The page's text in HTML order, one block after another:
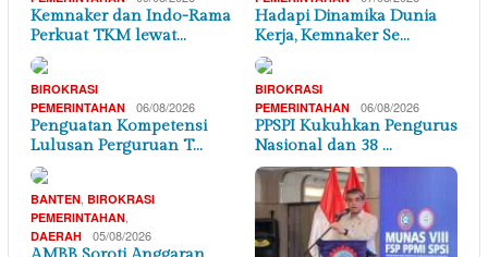
Kemnaker dan Indo-Rama
Perkuat TKM lewat…
Hadapi Dinamika Dunia
Kerja, Kemnaker Se…
BIROKRASI
PEMERINTAHAN
06/08/2026
Penguatan Kompetensi
Lulusan Perguruan T…
BIROKRASI
PEMERINTAHAN
06/08/2026
PPSPI Kukuhkan Pengurus
Nasional dan 38 …
BANTEN, BIROKRASI
PEMERINTAHAN,
DAERAH 05/08/2026